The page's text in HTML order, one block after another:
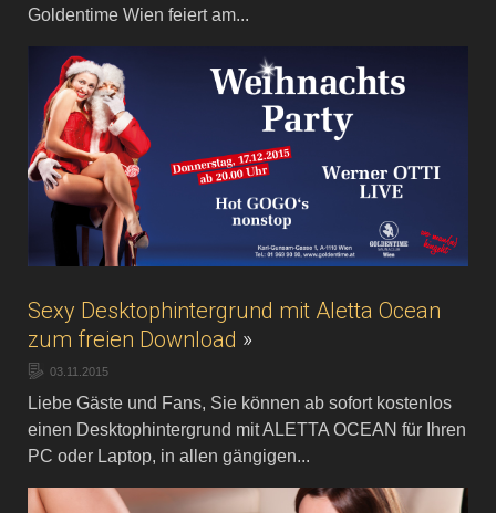
Goldentime Wien feiert am...
Sexy Desktophintergrund mit Aletta Ocean
zum freien Download »
03.11.2015
Liebe Gäste und Fans, Sie können ab sofort kostenlos
einen Desktophintergrund mit ALETTA OCEAN für Ihren
PC oder Laptop, in allen gängigen...